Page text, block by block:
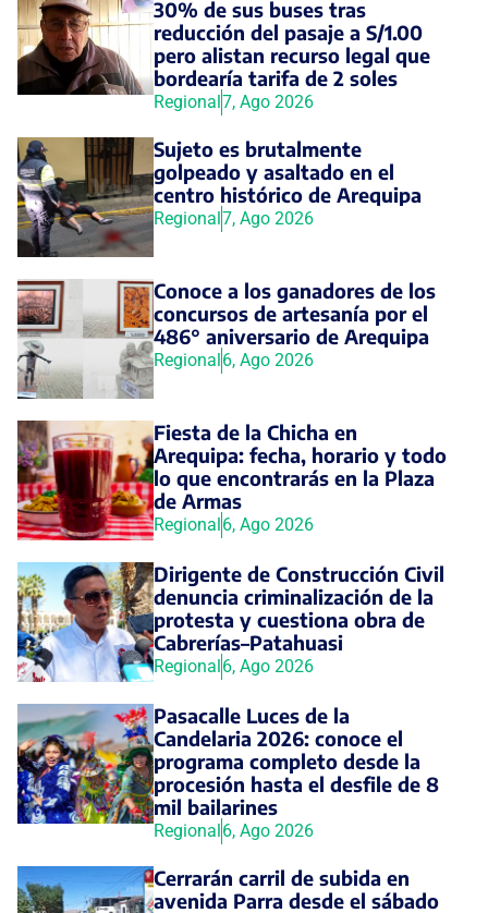
30% de sus buses tras
reducción del pasaje a S/1.00
pero alistan recurso legal que
bordearía tarifa de 2 soles
Regional7, Ago 2026
Sujeto es brutalmente
golpeado y asaltado en el
centro histórico de Arequipa
Regional7, Ago 2026
Conoce a los ganadores de los
concursos de artesanía por el
486° aniversario de Arequipa
Regional6, Ago 2026
Fiesta de la Chicha en
Arequipa: fecha, horario y todo
lo que encontrarás en la Plaza
de Armas
Regional6, Ago 2026
Dirigente de Construcción Civil
denuncia criminalización de la
protesta y cuestiona obra de
Cabrerías–Patahuasi
Regional6, Ago 2026
Pasacalle Luces de la
Candelaria 2026: conoce el
programa completo desde la
procesión hasta el desfile de 8
mil bailarines
Regional6, Ago 2026
Cerrarán carril de subida en
avenida Parra desde el sábado